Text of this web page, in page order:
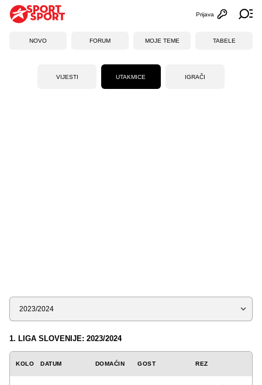
Otvori
Prijava
NOVO FORUM MOJE TEME TABELE
VIJESTI UTAKMICE IGRAČI
Sezona
1. LIGA SLOVENIJE: 2023/2024
KOLO DATUM DOMAĆIN GOST REZ